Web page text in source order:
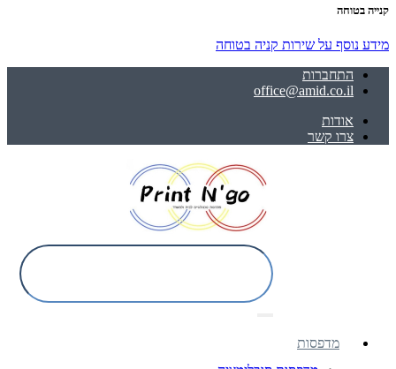
קנייה בטוחה
מידע נוסף על שירות קניה בטוחה
התחברות
office@amid.co.il
אודות
צרו קשר
מדפסות